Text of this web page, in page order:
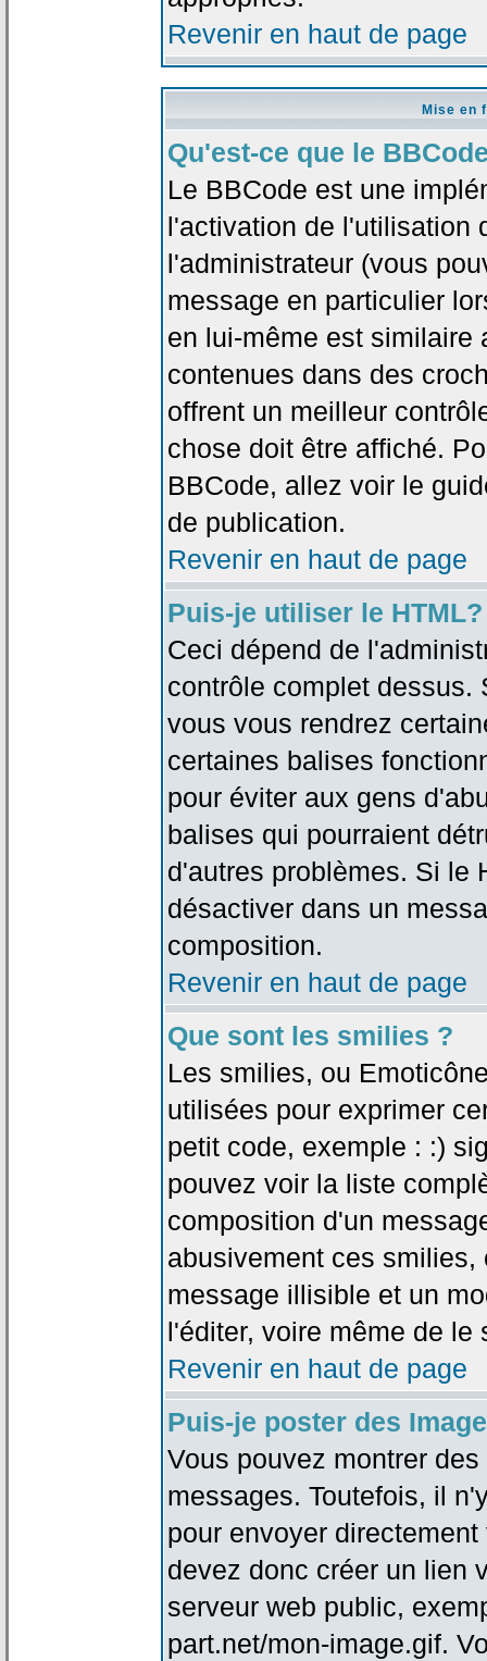
Revenir en haut de page
Mise en
Qu'est-ce que le
Le BBCode est une
l'activation de l'utilisation
l'administrateur (vous
message en particulier
en lui-même est similaire
contenues dans des
offrent un meilleur
chose doit être affiché.
BBCode, allez voir le
de publication.
Revenir en haut de page
Puis-je utiliser le HTML?
Ceci dépend de
contrôle complet dessus.
vous vous rendrez
certaines balises
pour éviter aux gens
balises qui pourraient
d'autres problèmes. Si le
désactiver dans un
composition.
Revenir en haut de page
Que sont les smilies ?
Les smilies, ou
utilisées pour exprimer
petit code, exemple : :)
pouvez voir la liste
composition d'un
abusivement ces
message illisible et un
l'éditer, voire même de le
Revenir en haut de page
Puis-je poster des
Vous pouvez montrer
messages. Toutefois, il
pour envoyer
devez donc créer un lien
serveur web public,
part.net/mon-image.gif.